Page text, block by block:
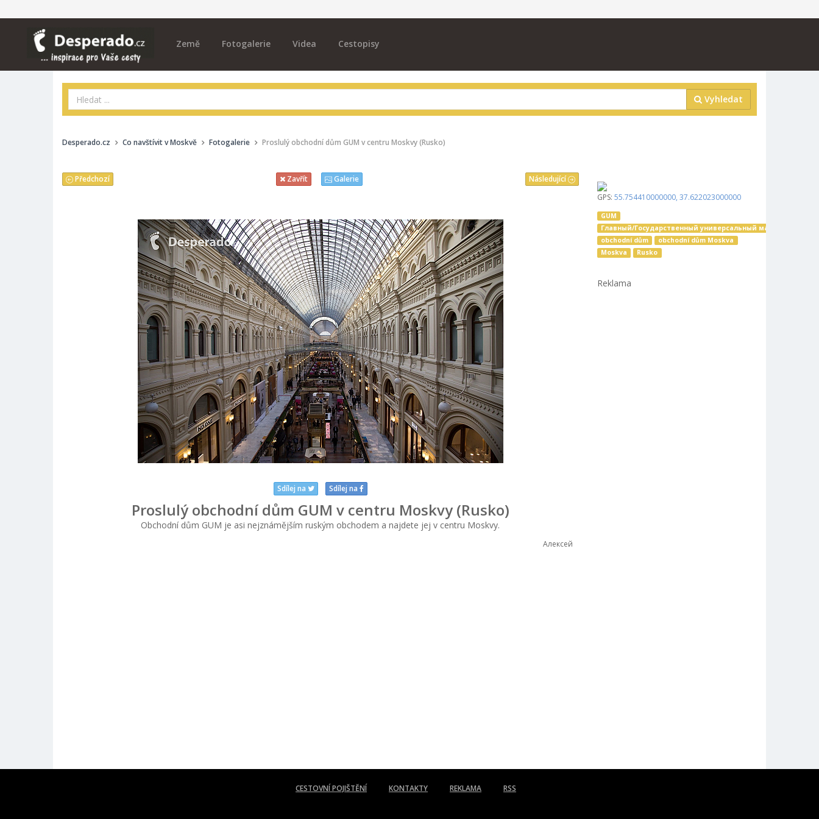
Země Fotogalerie Videa Cestopisy
Vyhledat
Desperado.cz Co navštívit v Moskvě Fotogalerie Proslulý obchodní dům GUM v centru Moskvy (Rusko)
Následující
Předchozí Zavřít Galerie
Sdílej na Sdílej na
Proslulý obchodní dům GUM v centru Moskvy (Rusko)
Obchodní dům GUM je asi nejznámějším ruským obchodem a najdete jej v centru Moskvy.
Алексей
GPS: 55.754410000000, 37.622023000000
GUM
Глaвный/Гoсударственный универсальный магазин
obchodní dům
obchodní dům Moskva
Moskva
Rusko
Reklama
CESTOVNÍ POJIŠTĚNÍ KONTAKTY REKLAMA RSS